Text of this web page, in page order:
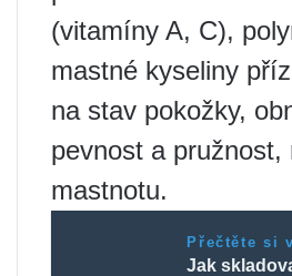
(vitamíny A, C),
mastné kyseliny
na stav pokožky,
pevnost a pružnost,
mastnotu.
Přečtěte si
Jak